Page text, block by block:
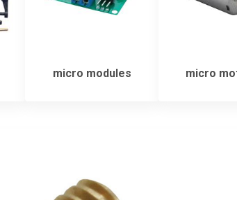
micro modules micro